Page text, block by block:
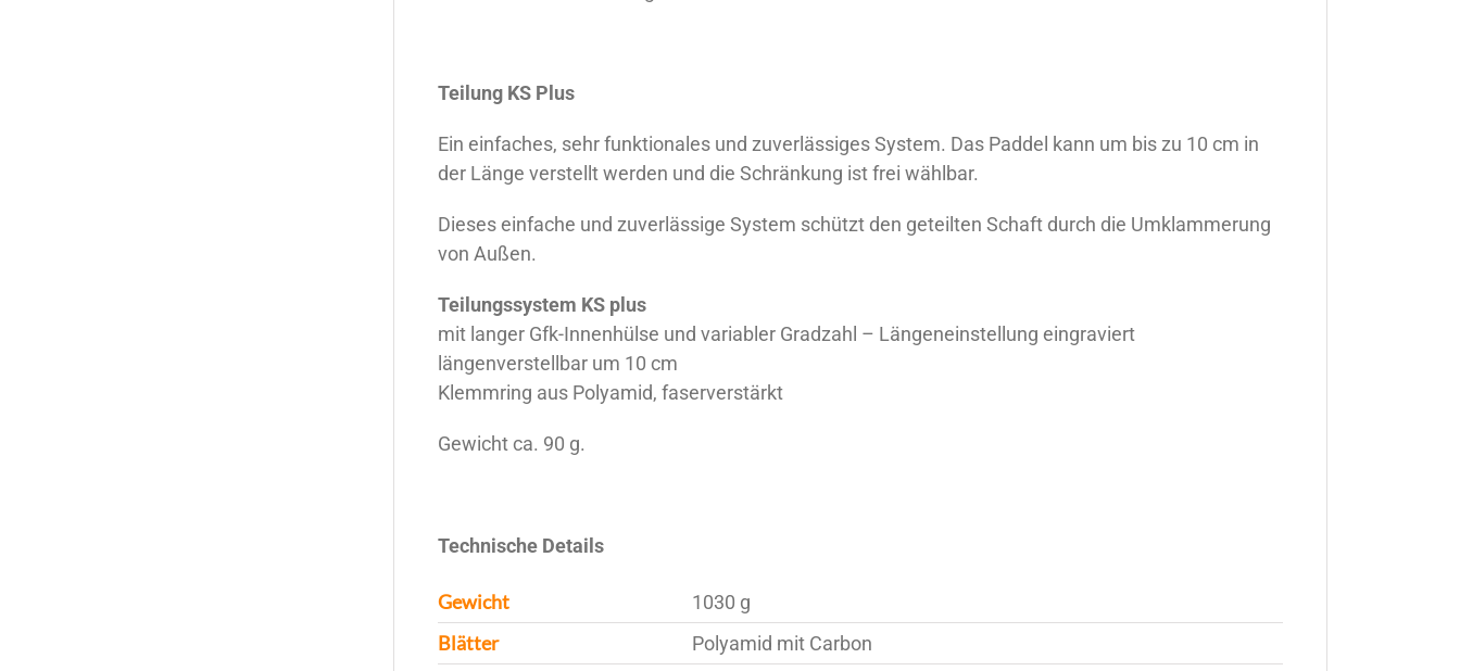
Teilung KS Plus
Ein einfaches, sehr funktionales und zuverlässiges System. Das Paddel kann um bis zu 10 cm in
der Länge verstellt werden und die Schränkung ist frei wählbar.
Dieses einfache und zuverlässige System schützt den geteilten Schaft durch die Umklammerung
von Außen.
Teilungssystem KS plus
mit langer Gfk-Innenhülse und variabler Gradzahl – Längeneinstellung eingraviert
längenverstellbar um 10 cm
Klemmring aus Polyamid, faserverstärkt
Gewicht ca. 90 g.
Technische Details
Gewicht 1030 g
Blätter Polyamid mit Carbon